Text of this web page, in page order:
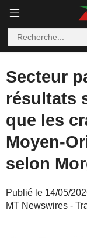
Secteur
résultats
que les
Moyen-
selon
Publié le 14/05/
MT Newswires -